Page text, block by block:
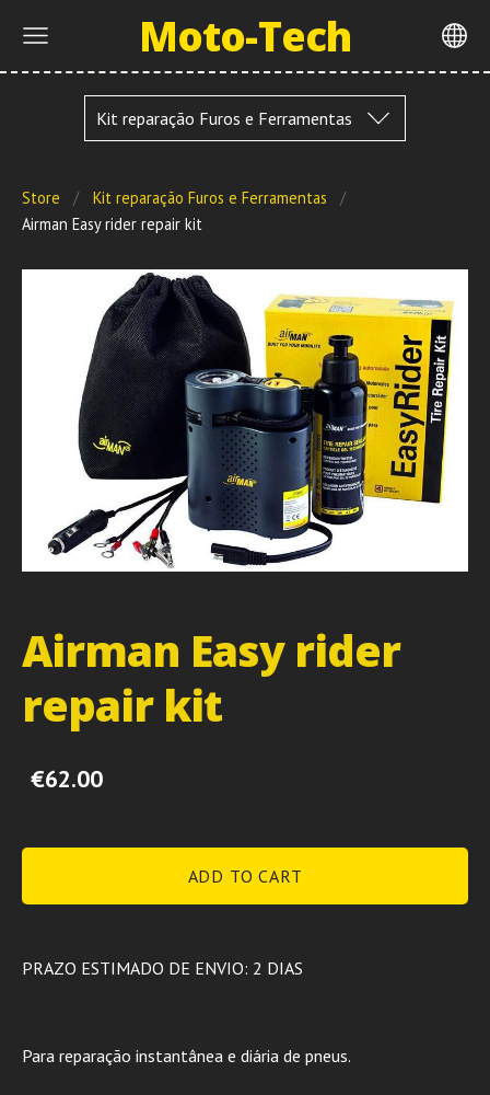
Moto-Tech
Kit reparação Furos e Ferramentas
Store
Kit reparação Furos e Ferramentas
Airman Easy rider repair kit
Airman Easy rider
repair kit
€62.00
ADD TO CART
PRAZO ESTIMADO DE ENVIO: 2 DIAS
Para reparação instantânea e diária de pneus.